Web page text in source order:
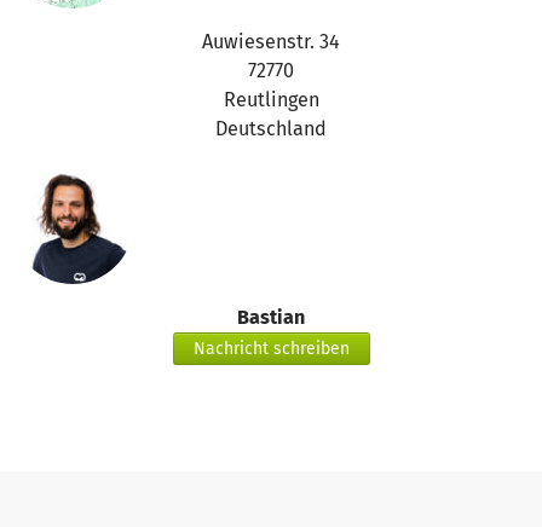
Auwiesenstr. 34
72770
Reutlingen
Deutschland
Bastian
Nachricht schreiben